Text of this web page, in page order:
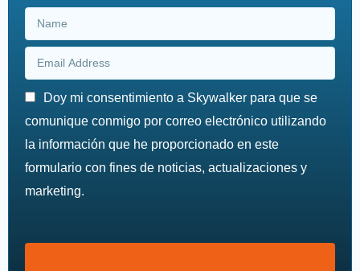
Doy mi consentimiento a Skywalker para que se
comunique conmigo por correo electrónico utilizando
la información que he proporcionado en este
formulario con fines de noticias, actualizaciones y
marketing.